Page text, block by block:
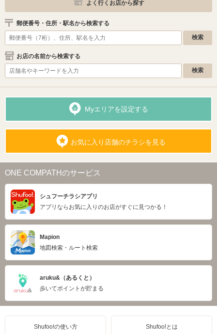
よく行くお店から探す
郵便番号・住所・駅名から検索する
お店の名前から検索する
Myエリアを設定する
お気に入り店舗のチラシを見る
ONE COMPATHのサービス
シュフーチラシアプリ
アプリならお気に入りのお店がすぐに見つかる！
Mapion
地図検索・ルート検索
aruku&（あるくと）
歩いてポイントが貯まる
Shufoo!の使い方 Shufoo!とは